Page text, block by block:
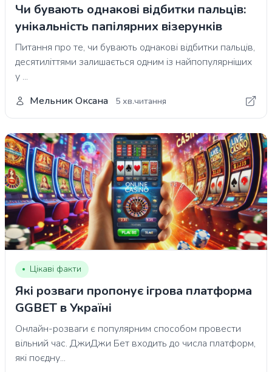
Чи бувають однакові відбитки пальців:
унікальність папілярних візерунків
Питання про те, чи бувають однакові відбитки пальців,
десятиліттями залишається одним із найпопулярніших
у ...
Мельник Оксана
5 хв.читання
Цікаві факти
Які розваги пропонує ігрова платформа
GGBET в Україні
Онлайн-розваги є популярним способом провести
вільний час. ДжиДжи Бет входить до числа платформ,
які поєдну...